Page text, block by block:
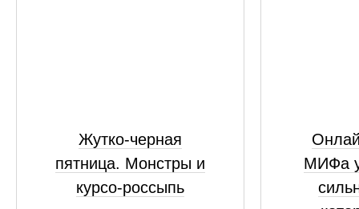
Жутко-черная
пятница. Монстры и
курсо-россыпь
МИФа